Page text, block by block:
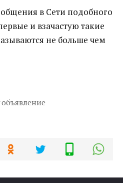
в Сети подобного
и взачастую такие
не больше чем
объявление